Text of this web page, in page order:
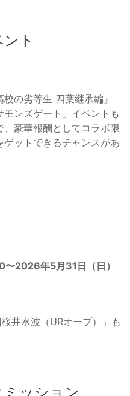
ト
の劣等生 四葉継承編』
ンズゲート」イベントも
豪華報酬としてコラボ限
ットできるチャンスがあ
2026年5月31日（日）
井水波（URオーブ）」も
ッション